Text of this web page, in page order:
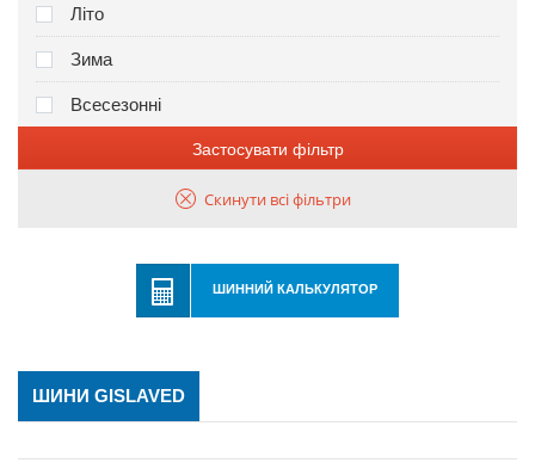
Літо
Зима
Всесезонні
Застосувати фільтр
Скинути всі фільтри
ШИННИЙ КАЛЬКУЛЯТОР
ШИНИ GISLAVED